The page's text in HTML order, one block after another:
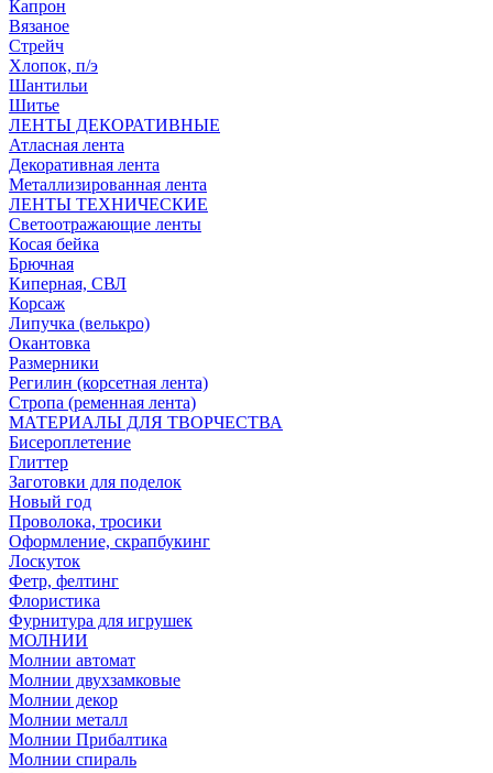
Капрон
Вязаное
Стрейч
Хлопок, п/э
Шантильи
Шитье
ЛЕНТЫ ДЕКОРАТИВНЫЕ
Атласная лента
Декоративная лента
Металлизированная лента
ЛЕНТЫ ТЕХНИЧЕСКИЕ
Светоотражающие ленты
Косая бейка
Брючная
Киперная, СВЛ
Корсаж
Липучка (велькро)
Окантовка
Размерники
Регилин (корсетная лента)
Стропа (ременная лента)
МАТЕРИАЛЫ ДЛЯ ТВОРЧЕСТВА
Бисероплетение
Глиттер
Заготовки для поделок
Новый год
Проволока, тросики
Оформление, скрапбукинг
Лоскуток
Фетр, фелтинг
Флористика
Фурнитура для игрушек
МОЛНИИ
Молнии автомат
Молнии двухзамковые
Молнии декор
Молнии металл
Молнии Прибалтика
Молнии спираль